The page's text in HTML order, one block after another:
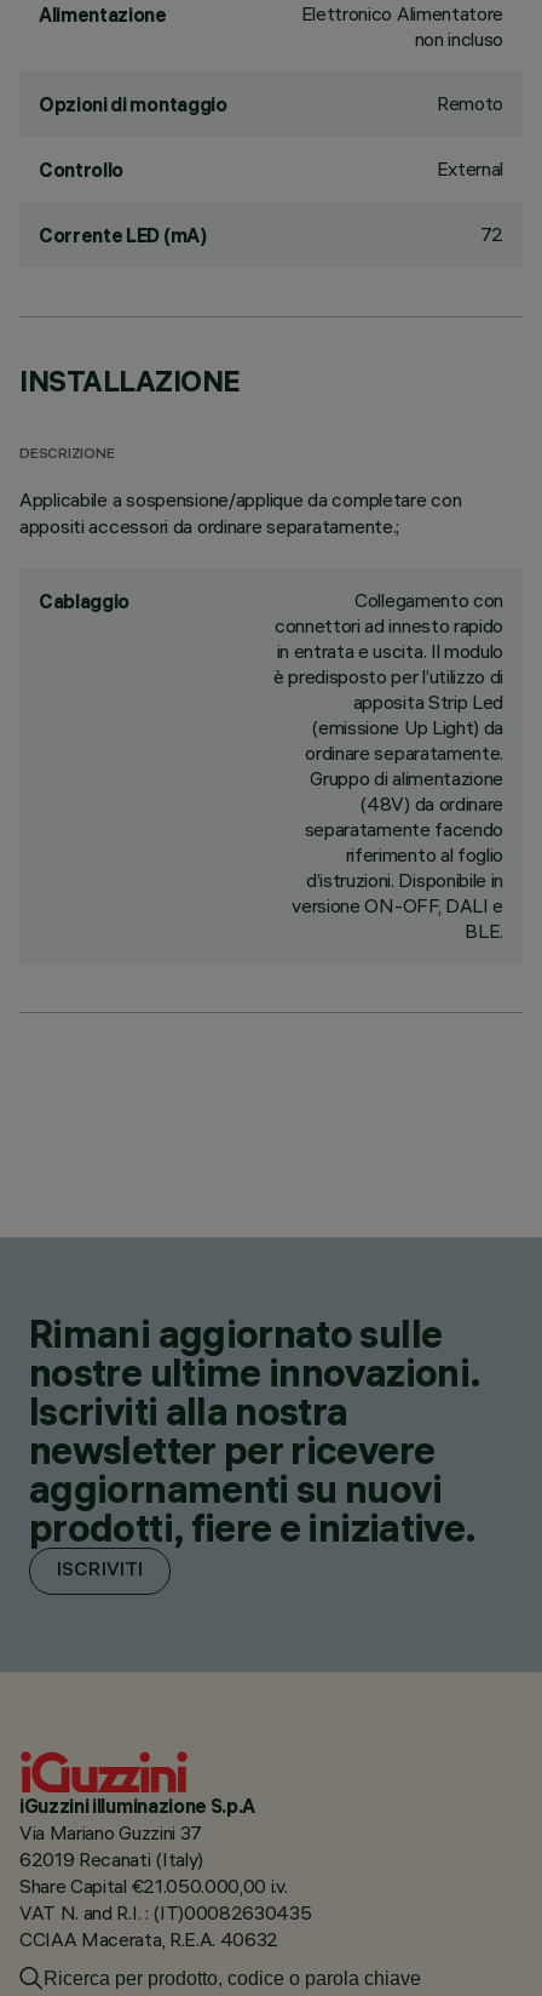
Alimentazione
Elettronico Alimentatore
non incluso
Opzioni di montaggio Remoto
Controllo External
Corrente LED (mA) 72
INSTALLAZIONE
DESCRIZIONE
Applicabile a sospensione/applique da completare con
appositi accessori da ordinare separatamente.;
Cablaggio
Collegamento con
connettori ad innesto rapido
in entrata e uscita. Il modulo
è predisposto per l’utilizzo di
apposita Strip Led
(emissione Up Light) da
ordinare separatamente.
Gruppo di alimentazione
(48V) da ordinare
separatamente facendo
riferimento al foglio
d’istruzioni. Disponibile in
versione ON-OFF, DALI e
BLE.
Rimani aggiornato sulle
nostre ultime innovazioni.
Iscriviti alla nostra
newsletter per ricevere
aggiornamenti su nuovi
prodotti, fiere e iniziative.
ISCRIVITI
iGuzzini illuminazione S.p.A
Via Mariano Guzzini 37
62019 Recanati (Italy)
Share Capital €21.050.000,00 i.v.
VAT N. and R.I. : (IT)00082630435
CCIAA Macerata, R.E.A. 40632